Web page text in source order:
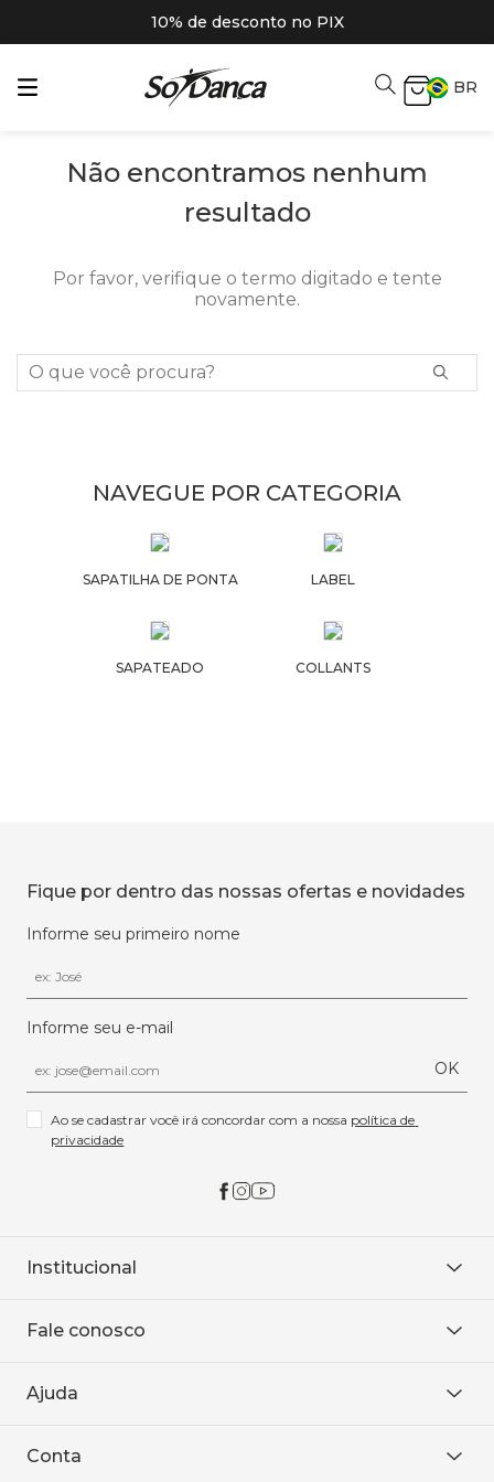
10% de desconto no PIX
BR
Não encontramos nenhum
resultado
Por favor, verifique o termo digitado e tente
novamente.
O que você procura?
NAVEGUE POR CATEGORIA
SAPATILHA DE PONTA LABEL
SAPATEADO COLLANTS
Fique por dentro das nossas ofertas e novidades
Informe seu primeiro nome
Informe seu e-mail
OK
Ao se cadastrar você irá concordar com a nossa política de
privacidade
Institucional
Onde encontrar
Baixe o APP
Fale conosco
WhatsApp
Ajuda
Política de entrega
Conta